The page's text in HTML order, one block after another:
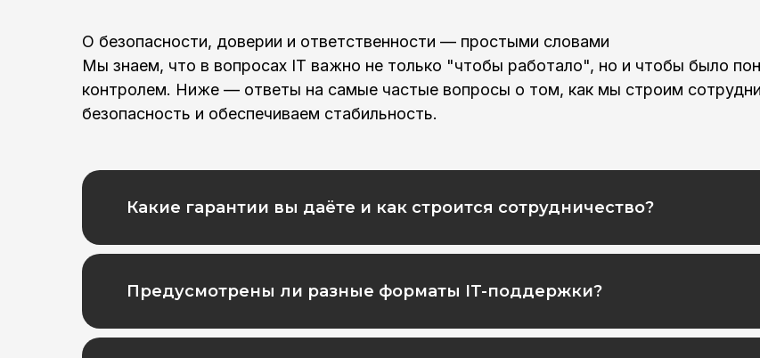
О безопасности, доверии и ответственности — простыми словами
Мы знаем, что в вопросах IT важно не только "чтобы работало", но и чтобы было
контролем. Ниже — ответы на самые частые вопросы о том, как мы строим
безопасность и обеспечиваем стабильность.
Какие гарантии вы даёте и как строится сотрудничество?
Предусмотрены ли разные форматы IT-поддержки?